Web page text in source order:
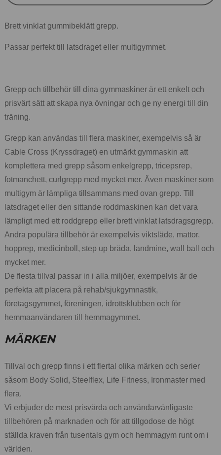
Brett vinklat gummibeklätt grepp.
Passar perfekt till latsdraget eller multigymmet.
Grepp och tillbehör till dina gymmaskiner är ett enkelt och
prisvärt sätt att skapa nya övningar och ge ny energi till din
träning.
Grepp kan användas till flera maskiner, exempelvis så är
Cable Cross (Kryssdraget) en utmärkt gymmaskin att
komplettera med grepp såsom enkelgrepp, tricepsrep,
fotmanchett, curlgrepp med mycket mer. Även maskiner som
multigym är lämpliga tillsammans med ovan grepp. Till
latsdraget eller den sittande roddmaskinen kan det vara
lämpligt med ett roddgrepp eller brett vinklat latsdragsgrepp.
Andra populära tillbehör är exempelvis viktsläde, mattor,
hopprep, medicinboll, step up bräda, landmine, wall ball och
mycket mer.
De flesta tillval passar in i alla miljöer, exempelvis är de
perfekta att placera på rehab/sjukgymnastik,
företagsgymmet, föreningen, idrottsklubben och för
hemmaanvändaren till hemmagymmet.
MÄRKEN
Tillval och grepp finns i ett flertal olika märken och serier
såsom Body Solid, Steelflex, Life Fitness, Ironmaster med
flera.
Vi erbjuder de mest prisvärda och användarvänligaste
tillbehören på marknaden och för att tillgodose de högt
ställda kraven från tusentals gym och hemmagym runt om i
världen.